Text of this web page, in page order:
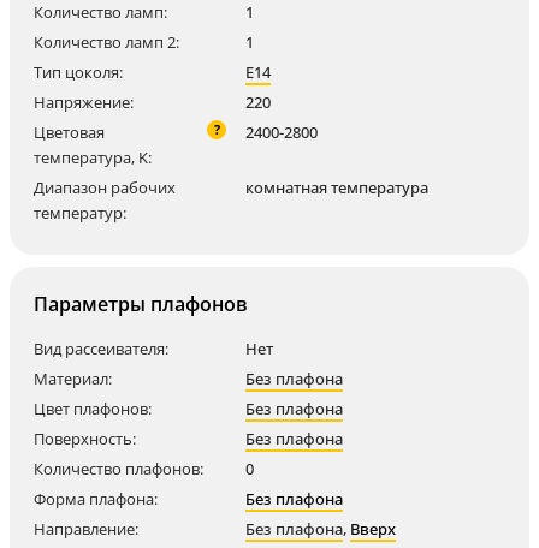
Количество ламп:
1
Количество ламп 2:
1
Тип цоколя:
E14
Напряжение:
220
Цветовая
температура, K:
? 2400-2800
Диапазон рабочих
температур:
комнатная температура
Параметры плафонов
Вид рассеивателя:
Нет
Материал:
Без плафона
Цвет плафонов:
Без плафона
Поверхность:
Без плафона
Количество плафонов:
0
Форма плафона:
Без плафона
Направление:
Без плафона, Вверх